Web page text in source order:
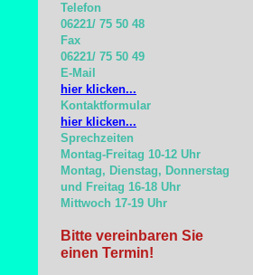
Telefon
06221/ 75 50 48
Fax
06221/ 75 50 49
E-Mail
hier klicken...
Kontaktformular
hier klicken...
Sprechzeiten
Montag-Freitag 10-12 Uhr
Montag, Dienstag, Donnerstag
und Freitag 16-18 Uhr
Mittwoch 17-19 Uhr
Bitte vereinbaren Sie
einen Termin!